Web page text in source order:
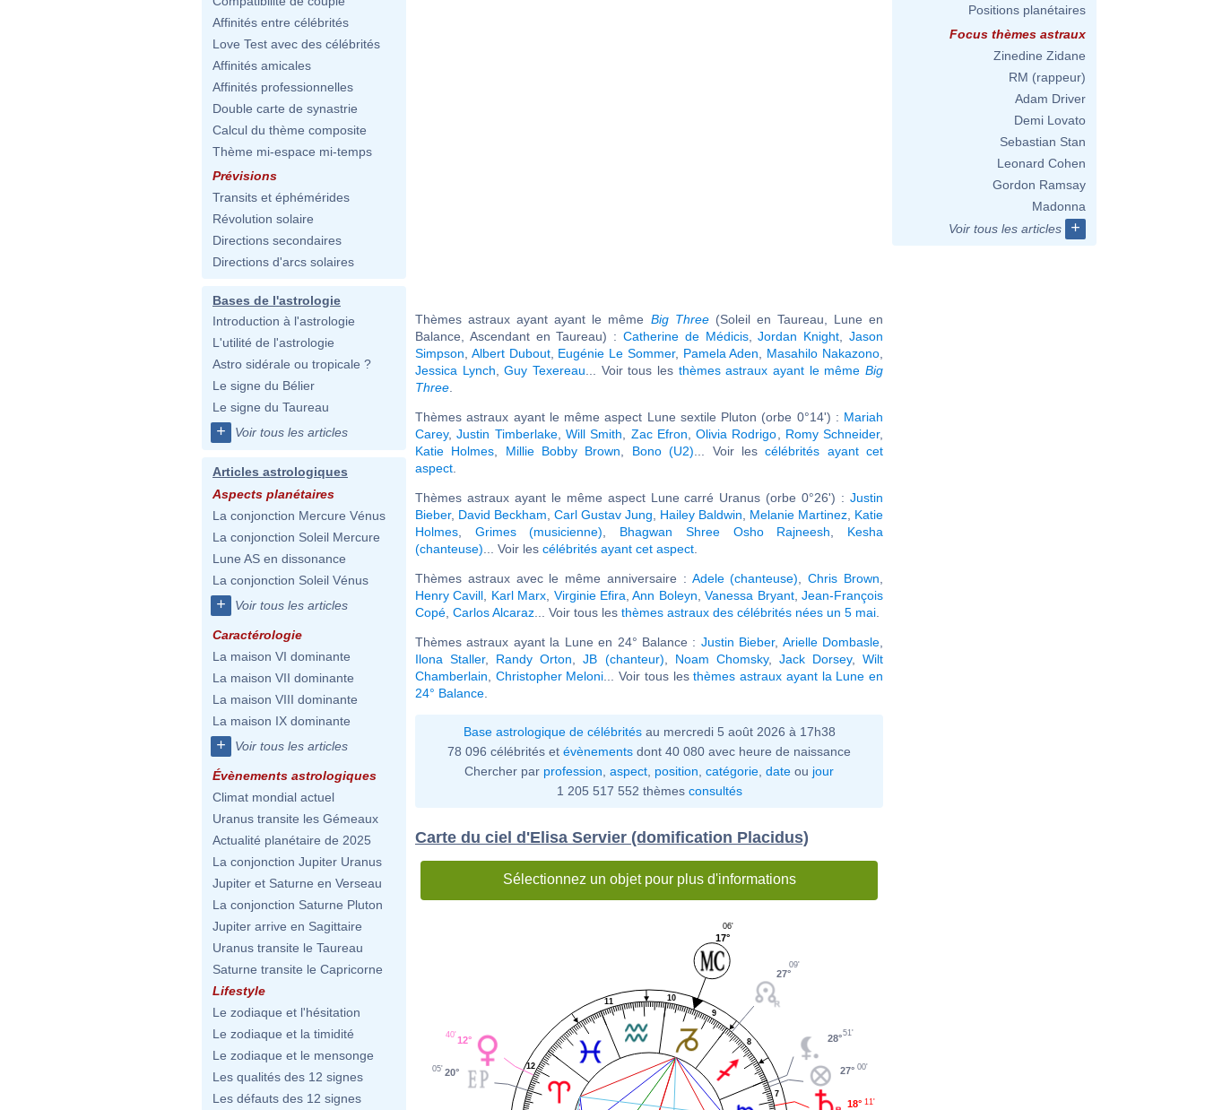
Affinités entre célébrités
Love Test avec des célébrités
Affinités amicales
Affinités professionnelles
Double carte de synastrie
Calcul du thème composite
Thème mi-espace mi-temps
Prévisions
Transits et éphémérides
Révolution solaire
Directions secondaires
Directions d'arcs solaires
Bases de l'astrologie
Introduction à l'astrologie
L'utilité de l'astrologie
Astro sidérale ou tropicale ?
Le signe du Bélier
Le signe du Taureau
+ Voir tous les articles
Articles astrologiques
Aspects planétaires
La conjonction Mercure Vénus
La conjonction Soleil Mercure
Lune AS en dissonance
La conjonction Soleil Vénus
+ Voir tous les articles
Caractérologie
La maison VI dominante
La maison VII dominante
La maison VIII dominante
La maison IX dominante
+ Voir tous les articles
Évènements astrologiques
Climat mondial actuel
Uranus transite les Gémeaux
Actualité planétaire de 2025
La conjonction Jupiter Uranus
Jupiter et Saturne en Verseau
La conjonction Saturne Pluton
Jupiter arrive en Sagittaire
Uranus transite le Taureau
Saturne transite le Capricorne
Lifestyle
Le zodiaque et l'hésitation
Le zodiaque et la timidité
Le zodiaque et le mensonge
Les qualités des 12 signes
Les défauts des 12 signes
Thèmes astraux ayant ayant le même Big Three(Soleil en Taureau, Lune en
Balance, Ascendant en Taureau) : Catherine de Médicis,Jordan Knight ,Jason
Simpson Albert Dubout, Eugénie Le Sommer, Pamela Aden Masahilo Nakazono
Jessica Lynch ,Guy Texereau ... Voir tous les thèmes astraux ayant le mêmeBig
Three
Thèmes astraux ayant le même aspect Lune sextile Pluton (orbe 0°14') : Mariah
Carey,Justin Timberlake, Will Smith Zac Efron ,Olivia Rodrigo Romy Schneider,
Katie Holmes
Millie Bobby Brown Bono (U2) ... Voir lescélébrités ayant cet
aspect
Thèmes astraux ayant le même aspect Lune carré Uranus (orbe 0°26') : Justin
Bieber, David Beckham Carl Gustav Jung Hailey Baldwin Melanie Martinez Katie
Holmes
Grimes (musicienne) Bhagwan Shree Osho Rajneesh
Kesha
(chanteuse) ... Voir les célébrités ayant cet aspect
Thèmes astraux avec le même anniversaire : Adele (chanteuse) ,Chris Brown
Henry Cavill
Karl Marx Virginie Efira ,Ann Boleyn ,Vanessa Bryant,Jean-François
Copé Carlos Alcaraz ... Voir tous les thèmes astraux des célébrités nées un 5 mai
Thèmes astraux ayant la Lune en 24° Balance : Justin Bieber, Arielle Dombasle
Ilona Staller, Randy Orton ,JB (chanteur) Noam Chomsky, Jack Dorsey,Wilt
Chamberlain
Christopher Meloni ... Voir tous lesthèmes astraux ayant la Lune en
24° Balance
Base astrologique de célébritésau mercredi 5 août 2026 à 17h38
78 096 célébrités et évènements dont 40 080 avec heure de naissance
Chercher par profession aspect position catégorie date ou jour
1 205 517 552 thèmes consultés
Carte du ciel d'Elisa Servier (domification Placidus)
Sélectionnez un objet pour plus d'informations
7
8
9
10
11
12
18° 11'
27° 00'
28°51'
27°
09'
17°
06'
12°
40'
20°
05'
Positions planétaires
Focus thèmes astraux
Zinedine Zidane
RM (rappeur)
Adam Driver
Demi Lovato
Sebastian Stan
Leonard Cohen
Gordon Ramsay
Madonna
Voir tous les articles
+